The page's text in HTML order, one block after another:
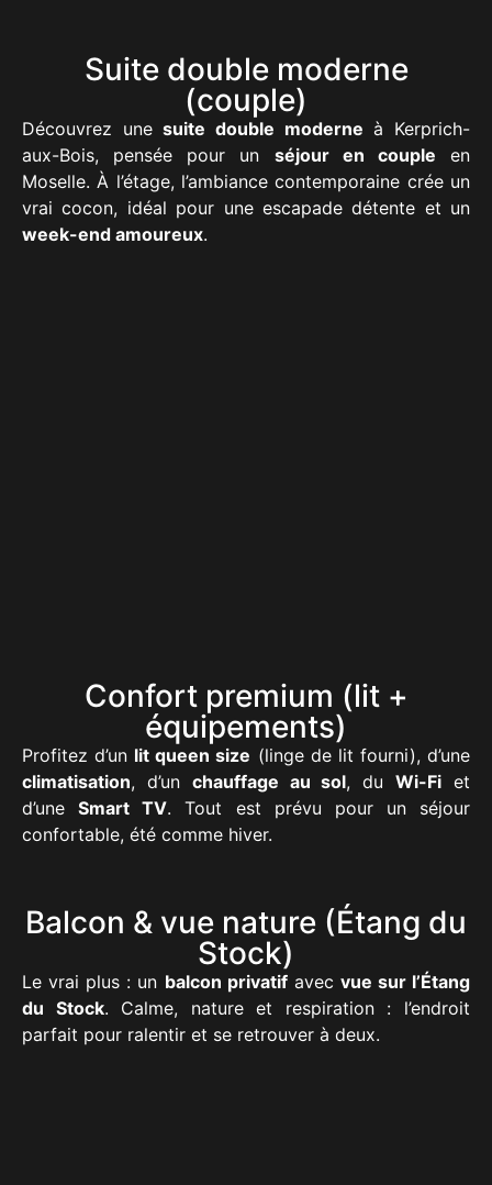
Suite double moderne
(couple)
Découvrez unesuite double moderne à Kerprich-
aux-Bois, pensée pour un séjour en couple en
Moselle. À l’étage, l’ambiance contemporaine crée un
vrai cocon, idéal pour une escapade détente et un
week-end amoureux.
Confort premium (lit +
équipements)
Profitez d’un lit queen size (linge de lit fourni), d’une
climatisation, d’un chauffage au sol, duWi-Fi et
d’uneSmart TV. Tout est prévu pour un séjour
confortable, été comme hiver.
Balcon & vue nature (Étang du
Stock)
Le vrai plus : un balcon privatifavec vue sur l’Étang
du Stock. Calme, nature et respiration : l’endroit
parfait pour ralentir et se retrouver à deux.